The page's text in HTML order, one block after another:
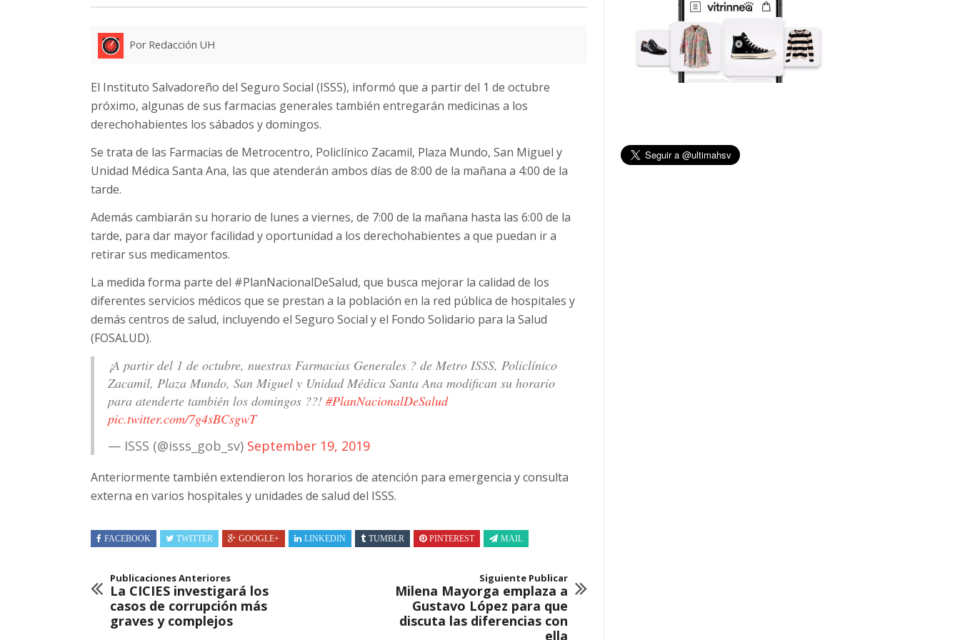
Por Redacción UH
El Instituto Salvadoreño del Seguro Social (ISSS), informó que a partir del 1 de octubre
próximo, algunas de sus farmacias generales también entregarán medicinas a los
derechohabientes los sábados y domingos.
Se trata de las Farmacias de Metrocentro, Policlínico Zacamil, Plaza Mundo, San Miguel y
Unidad Médica Santa Ana, las que atenderán ambos días de 8:00 de la mañana a 4:00 de la
tarde.
Además cambiarán su horario de lunes a viernes, de 7:00 de la mañana hasta las 6:00 de la
tarde, para dar mayor facilidad y oportunidad a los derechohabientes a que puedan ir a
retirar sus medicamentos.
La medida forma parte del #PlanNacionalDeSalud, que busca mejorar la calidad de los
diferentes servicios médicos que se prestan a la población en la red pública de hospitales y
demás centros de salud, incluyendo el Seguro Social y el Fondo Solidario para la Salud
(FOSALUD).
¡A partir del 1 de octubre, nuestras Farmacias Generales ? de Metro ISSS, Policlínico
Zacamil, Plaza Mundo, San Miguel y Unidad Médica Santa Ana modifican su horario
para atenderte también los domingos ??! #PlanNacionalDeSalud
pic.twitter.com/7g4sBCsgwT
— ISSS (@isss_gob_sv) September 19, 2019
Anteriormente también extendieron los horarios de atención para emergencia y consulta
externa en varios hospitales y unidades de salud del ISSS.
FACEBOOK TWITTER GOOGLE+ LINKEDIN TUMBLR PINTEREST MAIL
Publicaciones Anteriores
La CICIES investigará los
casos de corrupción más
graves y complejos
Siguiente Publicar
Milena Mayorga emplaza a
Gustavo López para que
discuta las diferencias con
ella